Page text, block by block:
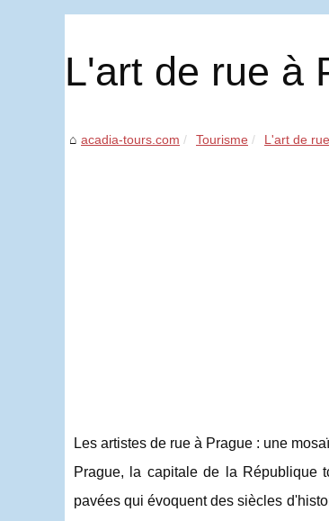
L'art de rue à
acadia-tours.com Tourisme L'art de
Les artistes de rue à Prague : une
Prague, la capitale de la République
pavées qui évoquent des siècles